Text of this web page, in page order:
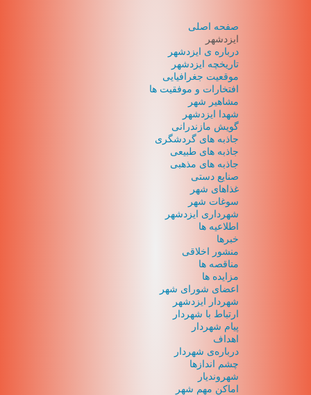
صفحه اصلی
ایزدشهر
درباره ی ایزدشهر
تاریخچه ایزدشهر
موقعیت جغرافیایی
افتخارات و موفقیت ها
مشاهیر شهر
شهدا ایزدشهر
گویش مازندرانی
جاذبه های گردشگری
جاذبه های طبیعی
جاذبه های مذهبی
صنایع دستی
غذاهای شهر
سوغات شهر
شهرداری ایزدشهر
اطلاعیه ها
خبرها
منشور اخلاقی
مناقصه ها
مزایده ها
اعضای شورای شهر
شهردار ایزدشهر
ارتباط با شهردار
پیام شهردار
اهداف
درباره‌ی شهردار
چشم اندازها
شهروندیار
اماکن مهم شهر